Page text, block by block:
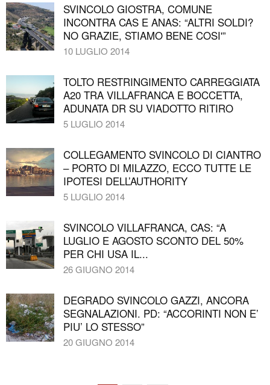
SVINCOLO GIOSTRA, COMUNE
INCONTRA CAS E ANAS: “ALTRI SOLDI?
NO GRAZIE, STIAMO BENE COSI'”
10 LUGLIO 2014
TOLTO RESTRINGIMENTO CARREGGIATA
A20 TRA VILLAFRANCA E BOCCETTA,
ADUNATA DR SU VIADOTTO RITIRO
5 LUGLIO 2014
COLLEGAMENTO SVINCOLO DI CIANTRO
– PORTO DI MILAZZO, ECCO TUTTE LE
IPOTESI DELL’AUTHORITY
5 LUGLIO 2014
SVINCOLO VILLAFRANCA, CAS: “A
LUGLIO E AGOSTO SCONTO DEL 50%
PER CHI USA IL...
26 GIUGNO 2014
DEGRADO SVINCOLO GAZZI, ANCORA
SEGNALAZIONI. PD: “ACCORINTI NON E’
PIU’ LO STESSO”
20 GIUGNO 2014